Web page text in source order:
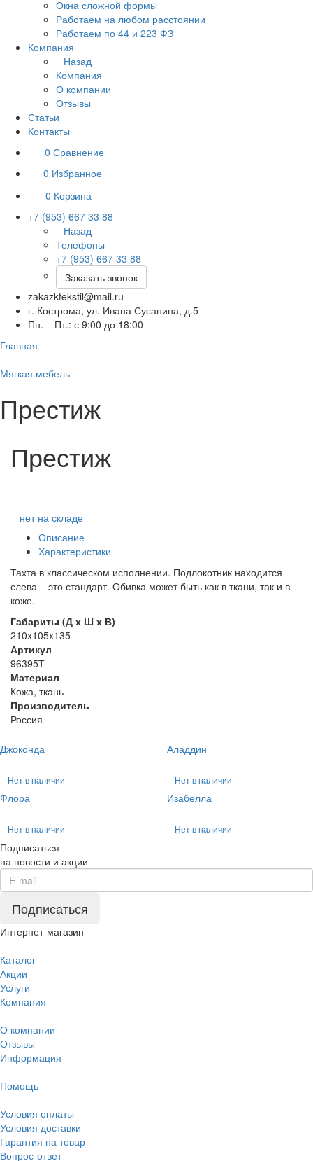
Окна сложной формы
Работаем на любом расстоянии
Работаем по 44 и 223 ФЗ
Компания
Назад
Компания
О компании
Отзывы
Статьи
Контакты
0 Сравнение
0 Избранное
0 Корзина
+7 (953) 667 33 88
Назад
Телефоны
+7 (953) 667 33 88
Заказать звонок
zakazktekstil@mail.ru
г. Кострома, ул. Ивана Сусанина, д.5
Пн. – Пт.: с 9:00 до 18:00
Главная
Мягкая мебель
Престиж
Престиж
нет на складе
Описание
Характеристики
Тахта в классическом исполнении. Подлокотник находится
слева – это стандарт. Обивка может быть как в ткани, так и в
коже.
Габариты (Д х Ш х В)
210x105x135
Артикул
96395Т
Материал
Кожа, ткань
Производитель
Россия
Джоконда
Нет в наличии
Аладдин
Нет в наличии
Флора
Нет в наличии
Изабелла
Нет в наличии
Подписаться
на новости и акции
Подписаться
Интернет-магазин
Каталог
Акции
Услуги
Компания
О компании
Отзывы
Информация
Помощь
Условия оплаты
Условия доставки
Гарантия на товар
Вопрос-ответ